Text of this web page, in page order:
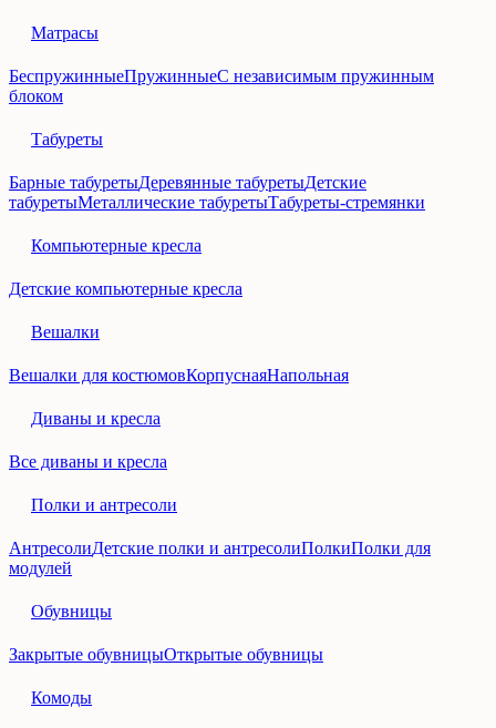
Матрасы
БеспружинныеПружинныеС независимым пружинным
блоком
Табуреты
Барные табуретыДеревянные табуретыДетские
табуретыМеталлические табуретыТабуреты-стремянки
Компьютерные кресла
Детские компьютерные кресла
Вешалки
Вешалки для костюмовКорпуснаяНапольная
Диваны и кресла
Все диваны и кресла
Полки и антресоли
АнтресолиДетские полки и антресолиПолкиПолки для
модулей
Обувницы
Закрытые обувницыОткрытые обувницы
Комоды